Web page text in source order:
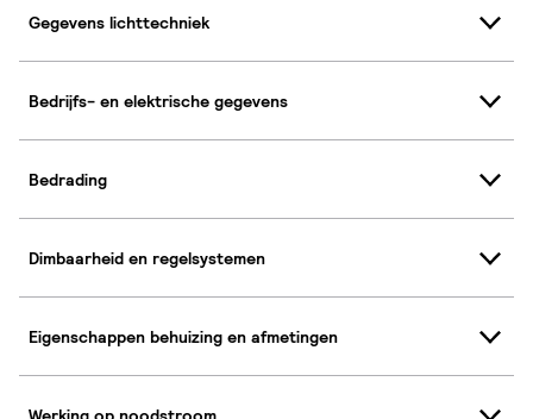
Gegevens lichttechniek
Bedrijfs- en elektrische gegevens
Bedrading
Dimbaarheid en regelsystemen
Eigenschappen behuizing en afmetingen